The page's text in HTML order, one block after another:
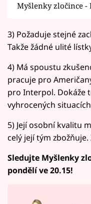
Myšlenky zločince -
3) Požaduje stejné
Takže žádné ulité
4) Má spoustu
pracuje pro
pro Interpol. Dokáže
vyhrocených
5) Její osobní kvalitu
celý její tým
Sledujte Myšlenky
pondělí ve 20.15!